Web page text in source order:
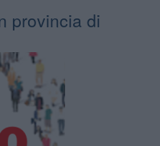
provincia di